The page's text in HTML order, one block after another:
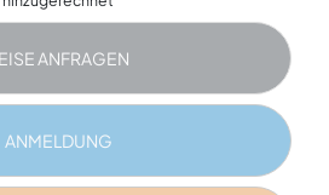
ANFRAGEN
ANMELDUNG